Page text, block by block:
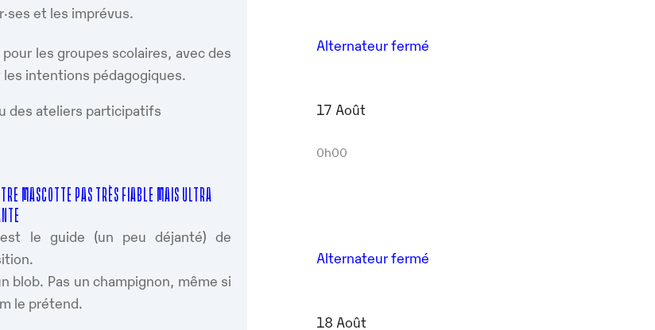
et les imprévus.
les groupes scolaires, avec des
intentions pédagogiques.
des ateliers participatifs
MASCOTTE PAS TRÈS FIABLE MAIS ULTRA
est le guide (un peu déjanté) de
blob. Pas un champignon, même si
le prétend.
Alternateur fermé
17 Août
0h00
Alternateur fermé
18 Août